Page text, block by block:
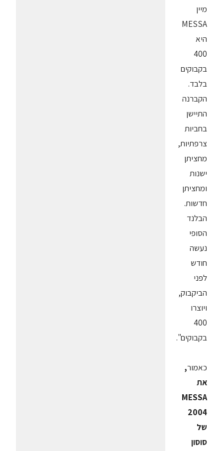
מיין
MESSA
היא
400
בקבוקים
בלבד.
הקברנה
התיישן
בחביות
צרפתיות,
מחציתן
ישנות
ומחציתן
חדשות.
הבלנד
הסופי
נעשה
חודש
לפני
הביקבוק,
ויוצרו
400
בקבוקים".
כאמור,
את
MESSA
2004
של
סוסון